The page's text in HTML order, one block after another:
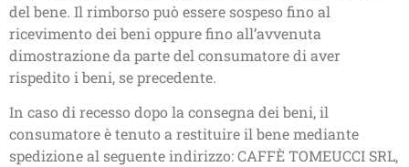
del bene. Il rimborso può essere sospeso fino al
ricevimento dei beni oppure fino all’avvenuta
dimostrazione da parte del consumatore di aver
rispedito i beni, se precedente.
In caso di recesso dopo la consegna dei beni, il
consumatore è tenuto a restituire il bene mediante
spedizione al seguente indirizzo: CAFFÈ TOMEUCCI SRL,